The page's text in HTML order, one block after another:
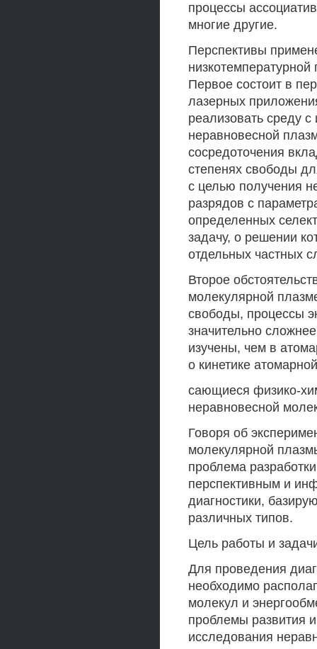
процессы
многие другие.
Перспективы
Первое состоит в
лазерных
реализовать среду
неравновесной
сосредоточения
степенях свободы
с целью получения
разрядов с
определенных
задачу, о решении
отдельных частных
Второе
молекулярной
свободы, процессы
значительно
изучены, чем в
о кинетике
сающиеся физико-
неравновесной
Говоря об
молекулярной
проблема
перспективным и
диагностики,
различных типов.
Цель работы и
Для проведения
необходимо
молекул и
проблемы развития
исследования